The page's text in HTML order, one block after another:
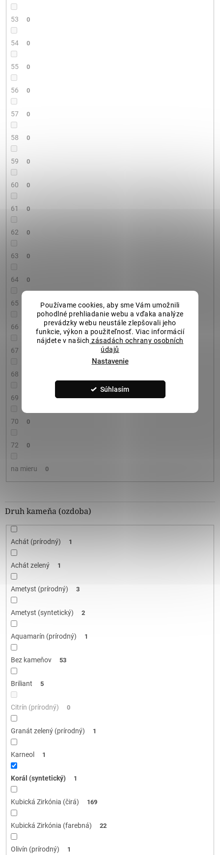
Používame cookies, aby sme Vám umožnili
pohodlné prehliadanie webu a vďaka analýze
prevádzky webu neustále zlepšovali jeho
funkcie, výkon a použiteľnosť. Viac informácií
nájdete v našich zásadách ochrany osobních
údajů
Nastavenie
Súhlasím
53 0
54 0
55 0
56 0
57 0
58 0
59 0
60 0
61 0
62 0
63 0
64 0
65
66
67
68
69
70 0
72 0
na mieru 0
Druh kameňa (ozdoba)
Achát (prírodný) 1
Achát zelený 1
Ametyst (prírodný) 3
Ametyst (syntetický) 2
Aquamarín (prírodný) 1
Bez kameňov 53
Briliant 5
Citrín (prírodný) 0
Granát zelený (prírodný) 1
Karneol 1
Korál (syntetický) 1
Kubická Zirkónia (čirá) 169
Kubická Zirkónia (farebná) 22
Olivín (prírodný) 1